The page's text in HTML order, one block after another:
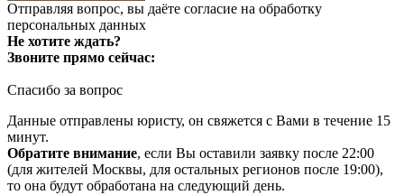
Отправляя вопрос, вы даёте согласие на обработку
персональных данных
Не хотите ждать?
Звоните прямо сейчас:
Спасибо за вопрос
Данные отправлены юристу, он свяжется с Вами в течение 15
минут.
Обратите внимание, если Вы оставили заявку после 22:00
(для жителей Москвы, для остальных регионов после 19:00),
то она будут обработана на следующий день.